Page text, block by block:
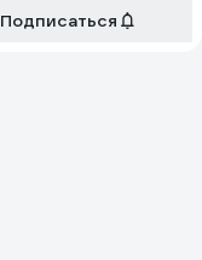
Подписаться